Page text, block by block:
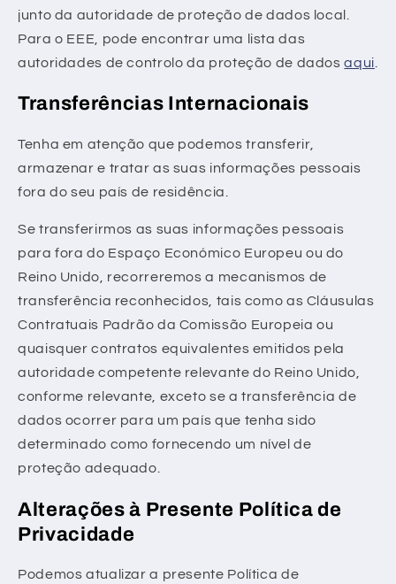
junto da autoridade de proteção de dados local.
Para o EEE, pode encontrar uma lista das
autoridades de controlo da proteção de dadosaqui
Transferências Internacionais
Tenha em atenção que podemos transferir,
armazenar e tratar as suas informações pessoais
fora do seu país de residência.
Se transferirmos as suas informações pessoais
para fora do Espaço Económico Europeu ou do
Reino Unido, recorreremos a mecanismos de
transferência reconhecidos, tais como as Cláusulas
Contratuais Padrão da Comissão Europeia ou
quaisquer contratos equivalentes emitidos pela
autoridade competente relevante do Reino Unido,
conforme relevante, exceto se a transferência de
dados ocorrer para um país que tenha sido
determinado como fornecendo um nível de
proteção adequado.
Alterações à Presente Política de
Privacidade
Podemos atualizar a presente Política de